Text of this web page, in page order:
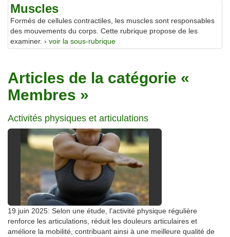
Muscles
Formés de cellules contractiles, les muscles sont responsables
des mouvements du corps. Cette rubrique propose de les
examiner. › voir la sous-rubrique
Articles de la catégorie «
Membres »
Activités physiques et articulations
19 juin 2025: Selon une étude, l’activité physique régulière
renforce les articulations, réduit les douleurs articulaires et
améliore la mobilité, contribuant ainsi à une meilleure qualité de